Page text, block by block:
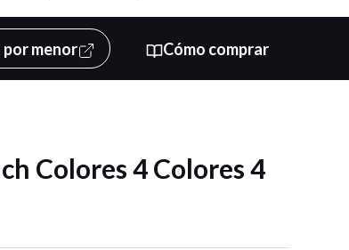
por menor Cómo comprar
Colores 4 Colores 4